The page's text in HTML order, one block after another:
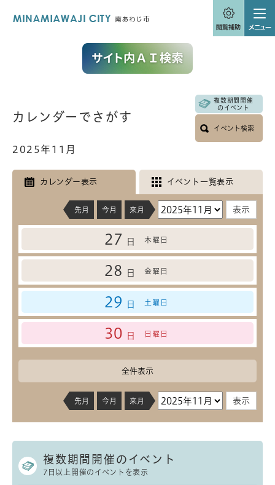
文
カレンダーでさがす
複数期間開催
のイベント
イベント検索
2025年11月
カレンダー表示 イベント一覧表示
先月 今月 来月
27 日 木曜日
28 日 金曜日
29 日 土曜日
30 日 日曜日
全件表示
先月 今月 来月
複数期間開催のイベント
7日以上開催のイベントを表示